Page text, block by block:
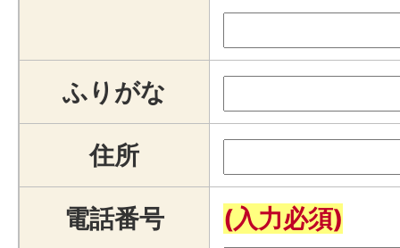
ふりがな
住所
電話番号 (入力必須)